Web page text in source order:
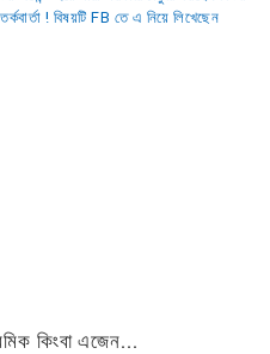
কিংবা এজেন...